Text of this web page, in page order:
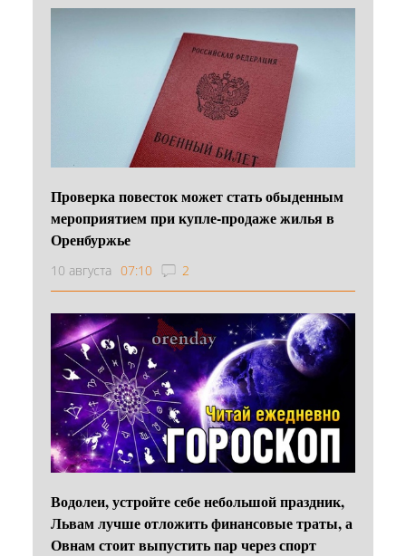
Проверка повесток может стать обыденным
мероприятием при купле-продаже жилья в
Оренбуржье
10 августа 07:10 2
Водолеи, устройте себе небольшой праздник,
Львам лучше отложить финансовые траты, а
Овнам стоит выпустить пар через спорт